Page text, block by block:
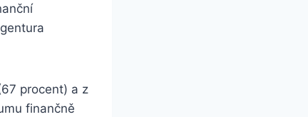
procent) a z
finančně